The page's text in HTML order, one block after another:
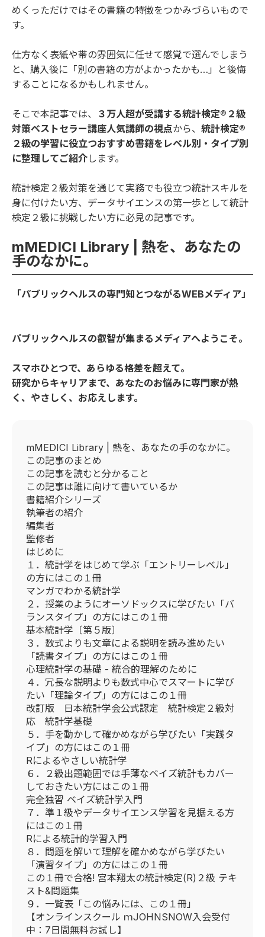
めくっただけではその書籍の特徴をつかみづらいもので
す。
仕方なく表紙や帯の雰囲気に任せて感覚で選んでしまう
と、購入後に「別の書籍の方がよかったかも…」と後悔
することになるかもしれません。
そこで本記事では、
３万人超が受講する統計検定®２級
対策ベストセラー講座人気講師の視点から、 統計検定®
２級の学習に役立つおすすめ書籍をレベル別・タイプ別
に整理してご紹介します。
統計検定２級対策を通じて実務でも役立つ統計スキルを
身に付けたい方、データサイエンスの第一歩として統計
検定２級に挑戦したい方に必見の記事です。
mMEDICI Library | 熱を、あなたの
手のなかに。
「パブリックヘルスの専門知とつながるWEBメディア」
パブリックヘルスの叡智が集まるメディアへようこそ。
スマホひとつで、あらゆる格差を超えて。
研究からキャリアまで、あなたのお悩みに専門家が熱
く、やさしく、お応えします。
mMEDICI Library | 熱を、あなたの手のなかに。
この記事のまとめ
この記事を読むと分かること
この記事は誰に向けて書いているか
書籍紹介シリーズ
執筆者の紹介
編集者
監修者
はじめに
１．統計学をはじめて学ぶ「エントリーレベル」
の方にはこの１冊
マンガでわかる統計学
２．授業のようにオーソドックスに学びたい「バ
ランスタイプ」の方にはこの１冊
基本統計学〔第５版〕
３．数式よりも文章による説明を読み進めたい
「読書タイプ」の方にはこの１冊
心理統計学の基礎 - 統合的理解のために
４．冗長な説明よりも数式中心でスマートに学び
たい「理論タイプ」の方にはこの１冊
改訂版 日本統計学会公式認定 統計検定２級対
応 統計学基礎
５．手を動かして確かめながら学びたい「実践タ
イプ」の方にはこの１冊
Rによるやさしい統計学
６．２級出題範囲では手薄なベイズ統計もカバー
しておきたい方にはこの１冊
完全独習 ベイズ統計学入門
７．準１級やデータサイエンス学習を見据える方
にはこの１冊
Rによる統計的学習入門
８．問題を解いて理解を確かめながら学びたい
「演習タイプ」の方にはこの１冊
この１冊で合格! 宮本翔太の統計検定(R)２級 テキ
スト&問題集
９．一覧表「この悩みには、この１冊」
【オンラインスクール ｍJOHNSNOW入会受付
中：7日間無料お試し】